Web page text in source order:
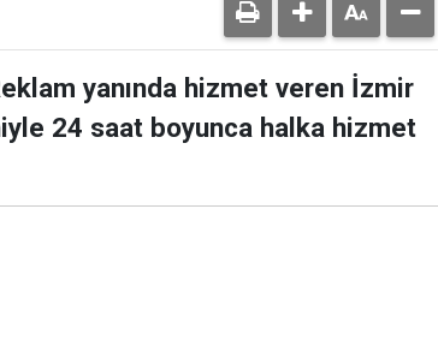
yanında hizmet veren İzmir
24 saat boyunca halka hizmet